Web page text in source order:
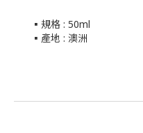
▪️規格 : 50ml
▪️產地 : 澳洲